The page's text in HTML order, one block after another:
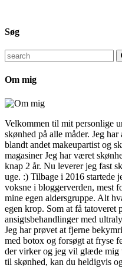
Søg
Search
for:
Om mig
Velkommen til mit personlige
skønhed på alle måder. Jeg
blandt andet makeupartist og
magasiner Jeg har været
knap 2 år. Nu leverer jeg fast
uge. :) Tilbage i 2016 startede
voksne i bloggerverden, mest
mine egen aldersgruppe. Alt
egen krop. Som at få tatoveret
ansigtsbehandlinger med
Jeg har prøvet at fjerne
med botox og forsøgt at fryse
der virker og jeg vil glæde mig
til skønhed, kan du heldigvis